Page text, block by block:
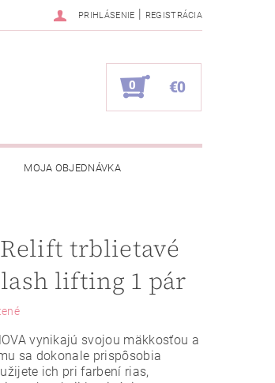
PRIHLÁSENIE | REGISTRÁCIA
0 €0
MOJA OBJEDNÁVKA
trblietavé
lifting 1 pár
vynikajú svojou mäkkosťou a
sa dokonale prispôsobia
ich pri farbení rias,